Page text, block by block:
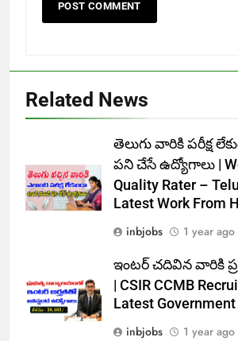
Related News
తెలుగు వారికి పరీక్ష
పని చేసే ఉద్యోగాలు |
Quality Rater –
Latest Work From
inbjobs
1 year ago
ఇంటర్ చదివిన వారికి
| CSIR CCMB
Latest
inbjobs
1 year ago